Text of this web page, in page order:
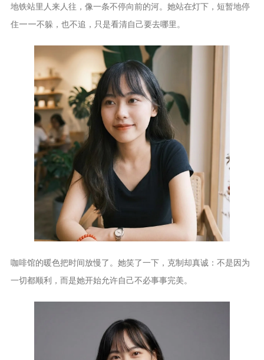
地铁站里人来人往，像一条不停向前的河。她站在灯下，短暂地停
住——不躲，也不追，只是看清自己要去哪里。
咖啡馆的暖色把时间放慢了。她笑了一下，克制却真诚：不是因为
一切都顺利，而是她开始允许自己不必事事完美。